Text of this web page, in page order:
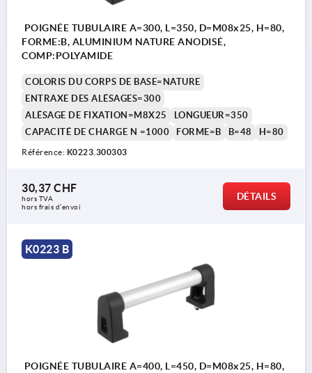
POIGNÉE TUBULAIRE A=300, L=350, D=M08x25, H=80,
FORME:B, ALUMINIUM NATURE ANODISÉ,
COMP:POLYAMIDE
COLORIS DU CORPS DE BASE=NATURE
ENTRAXE DES ALÉSAGES=300
ALÉSAGE DE FIXATION=M8X25
LONGUEUR=350
CAPACITÉ DE CHARGE N =1000
FORME=B B=48 H=80
Référence: K0223.300303
30,37 CHF
hors TVA
hors frais d’envoi
DÉTAILS
K0223 B
POIGNÉE TUBULAIRE A=400, L=450, D=M08x25, H=80,